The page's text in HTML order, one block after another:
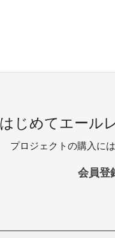
じめてエール
プロジェクトの購入に
会員登